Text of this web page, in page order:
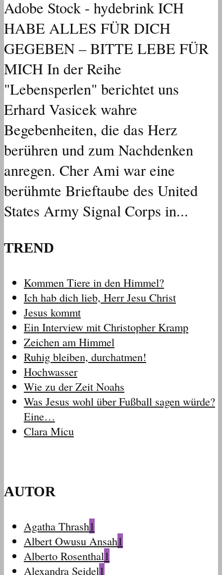
Adobe Stock - hydebrink ICH
HABE ALLES FÜR DICH
GEGEBEN – BITTE LEBE FÜR
MICH In der Reihe
"Lebensperlen" berichtet uns
Erhard Vasicek wahre
Begebenheiten, die das Herz
berühren und zum Nachdenken
anregen. Cher Ami war eine
berühmte Brieftaube des United
States Army Signal Corps in...
TREND
Kommen Tiere in den Himmel?
Ich hab dich lieb, Herr Jesu Christ
Jesus kommt
Ein Interview mit Christopher Kramp
Zeichen am Himmel
Ruhig bleiben, durchatmen!
Hochwasser
Wie zu der Zeit Noahs
Was Jesus wohl über Fußball sagen würde?
Eine…
Clara Micu
AUTOR
Agatha Thrash1
Albert Owusu Ansah1
Alberto Rosenthal1
Alexandra Seidel1